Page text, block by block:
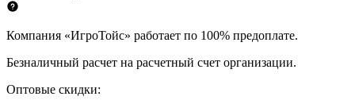
Компания «ИгроТойс» работает по 100% предоплате.
Безналичный расчет на расчетный счет организации.
Оптовые скидки: